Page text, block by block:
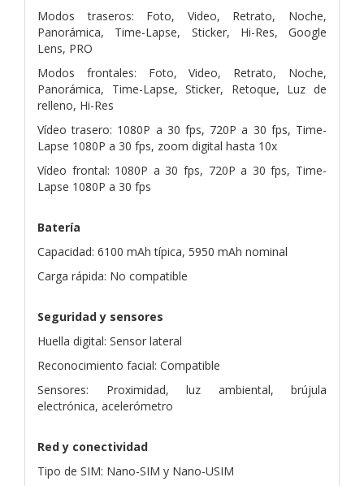
Modos traseros: Foto, Video, Retrato, Noche,
Panorámica, Time-Lapse, Sticker, Hi-Res, Google
Lens, PRO
Modos frontales: Foto, Video, Retrato, Noche,
Panorámica, Time-Lapse, Sticker, Retoque, Luz de
relleno, Hi-Res
Vídeo trasero: 1080P a 30 fps, 720P a 30 fps, Time-
Lapse 1080P a 30 fps, zoom digital hasta 10x
Vídeo frontal: 1080P a 30 fps, 720P a 30 fps, Time-
Lapse 1080P a 30 fps
Batería
Capacidad: 6100 mAh típica, 5950 mAh nominal
Carga rápida: No compatible
Seguridad y sensores
Huella digital: Sensor lateral
Reconocimiento facial: Compatible
Sensores: Proximidad, luz ambiental, brújula
electrónica, acelerómetro
Red y conectividad
Tipo de SIM: Nano-SIM y Nano-USIM